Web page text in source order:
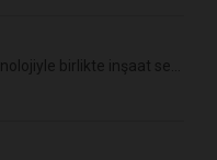
birlikte inşaat se...